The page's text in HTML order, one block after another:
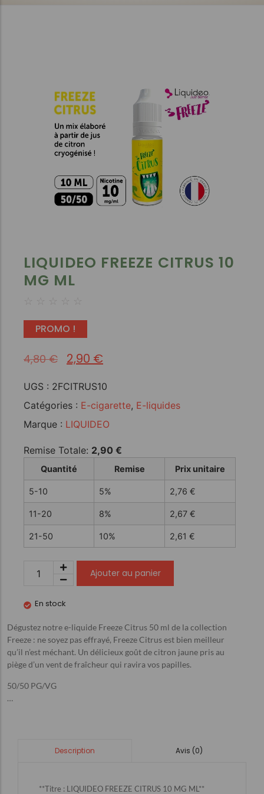
LIQUIDEO FREEZE CITRUS 10
MG ML
☆ ☆ ☆ ☆ ☆
PROMO !
4,80€ 2,90 €
UGS : 2FCITRUS10
Catégories : E-cigarette, E-liquides
Marque : LIQUIDEO
Remise Totale: 2,90 €
Quantité Remise Prix unitaire
5-10 5% 2,76 €
11-20 8% 2,67 €
21-50 10% 2,61 €
Ajouter au panier
En stock
Dégustez notre e-liquide Freeze Citrus 50 ml de la collection
Freeze : ne soyez pas effrayé, Freeze Citrus est bien meilleur
qu’il n’est méchant. Un délicieux goût de citron jaune pris au
piège d’un vent de fraîcheur qui ravira vos papilles.
50/50 PG/VG
…
Description Avis (0)
**Titre : LIQUIDEO FREEZE CITRUS 10 MG ML**